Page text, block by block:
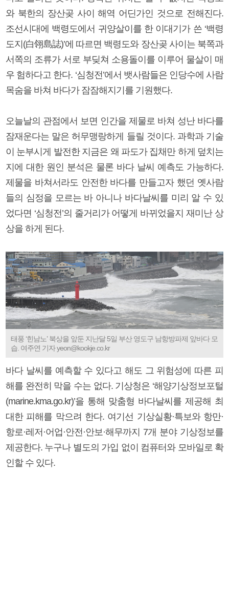
와 북한의 장산곶 사이 해역 어딘가인 것으로 전해진다.
조선시대에 백령도에서 귀양살이를 한 이대기가 쓴 ‘백령
도지(白翎島誌)’에 따르면 백령도와 장산곶 사이는 북쪽과
서쪽의 조류가 서로 부딪쳐 소용돌이를 이루어 물살이 매
우 험하다고 한다. ‘심청전’에서 뱃사람들은 인당수에 사람
목숨을 바쳐 바다가 잠잠해지기를 기원했다.
오늘날의 관점에서 보면 인간을 제물로 바쳐 성난 바다를
잠재운다는 말은 허무맹랑하게 들릴 것이다. 과학과 기술
이 눈부시게 발전한 지금은 왜 파도가 집채만 하게 덮치는
지에 대한 원인 분석은 물론 바다 날씨 예측도 가능하다.
제물을 바쳐서라도 안전한 바다를 만들고자 했던 옛사람
들의 심정을 모르는 바 아니나 바다날씨를 미리 알 수 있
었다면 ‘심청전’의 줄거리가 어떻게 바뀌었을지 재미난 상
상을 하게 된다.
태풍 ‘힌남노’ 북상을 앞둔 지난달 5일 부산 영도구 남항방파제 앞바다 모
습. 여주연 기자 yeon@kookje.co.kr
바다 날씨를 예측할 수 있다고 해도 그 위험성에 따른 피
해를 완전히 막을 수는 없다. 기상청은 ‘해양기상정보포털
(marine.kma.go.kr)’을 통해 맞춤형 바다날씨를 제공해 최
대한 피해를 막으려 한다. 여기선 기상실황·특보와 항만·
항로·레저·어업·안전·안보·해무까지 7개 분야 기상정보를
제공한다. 누구나 별도의 가입 없이 컴퓨터와 모바일로 확
인할 수 있다.